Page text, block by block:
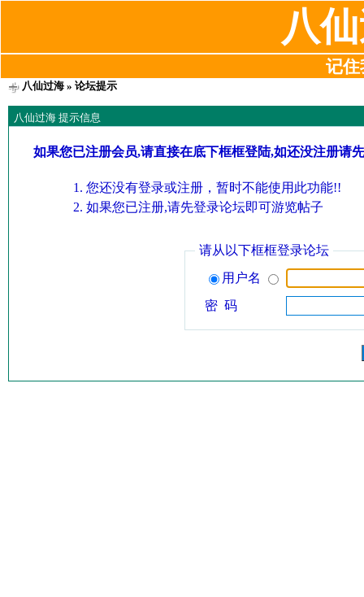
八
记住
八仙过海» 论坛提示
八仙过海 提示信息
如果您已注册会员,请直接在底下框框登陆,如还没注册请
您还没有登录或注册，暂时不能使用此功能!!
如果您已注册,请先登录论坛即可游览帖子
请从以下框框登录论坛
用户名
密 码